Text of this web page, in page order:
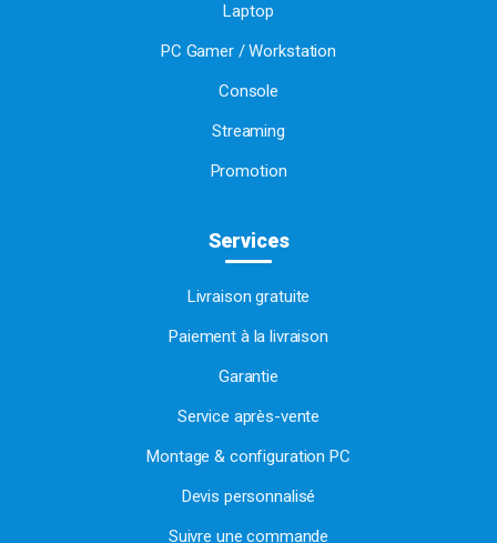
Laptop
PC Gamer / Workstation
Console
Streaming
Promotion
Services
Livraison gratuite
Paiement à la livraison
Garantie
Service après-vente
Montage & configuration PC
Devis personnalisé
Suivre une commande